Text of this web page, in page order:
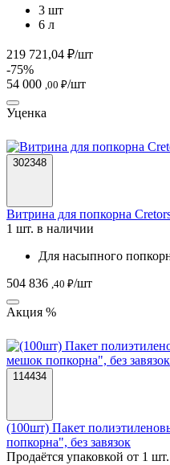
3 шт
6 л
219 721,04 ₽/шт
-75%
54 000 ,00 ₽/шт
Уценка
302348
Витрина для попкорна
1 шт. в наличии
Для насыпного
504 836 ,40 ₽/шт
Акция %
114434
(100шт) Пакет
попкорна", без завязок
Продаётся упаковкой от 1 шт.